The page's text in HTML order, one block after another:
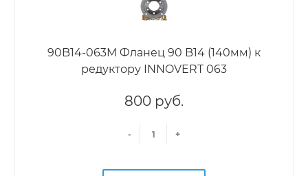
90B14-063M Фланец 90 B14 (140мм) к
редуктору INNOVERT 063
800 руб.
- +